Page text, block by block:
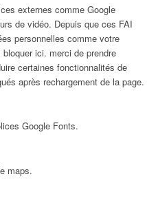
externes comme Google
de vidéo. Depuis que ces FAI
personnelles comme votre
ici. merci de prendre
certaines fonctionnalités de
après rechargement de la page.
Google Fonts.
maps.